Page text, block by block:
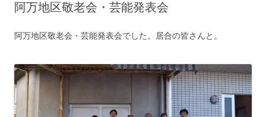
阿万地区敬老会・芸能発表会
阿万地区敬老会・芸能発表会でした。居合の皆さんと。